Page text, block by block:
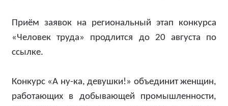
Приём заявок на региональный этап конкурса
«Человек труда» продлится до 20 августа по
ссылке.
Конкурс «А ну-ка, девушки!» объединит женщин,
работающих в добывающей промышленности,